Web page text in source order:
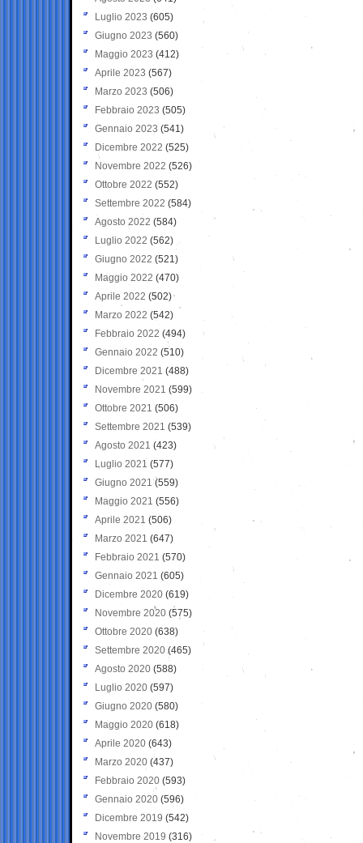
Luglio 2023 (605)
Giugno 2023 (560)
Maggio 2023 (412)
Aprile 2023 (567)
Marzo 2023 (506)
Febbraio 2023 (505)
Gennaio 2023 (541)
Dicembre 2022 (525)
Novembre 2022 (526)
Ottobre 2022 (552)
Settembre 2022 (584)
Agosto 2022 (584)
Luglio 2022 (562)
Giugno 2022 (521)
Maggio 2022 (470)
Aprile 2022 (502)
Marzo 2022 (542)
Febbraio 2022 (494)
Gennaio 2022 (510)
Dicembre 2021 (488)
Novembre 2021 (599)
Ottobre 2021 (506)
Settembre 2021 (539)
Agosto 2021 (423)
Luglio 2021 (577)
Giugno 2021(559)
Maggio 2021 (556)
Aprile 2021 (506)
Marzo 2021 (647)
Febbraio 2021 (570)
Gennaio 2021 (605)
Dicembre 2020 (619)
Novembre 2020 (575)
Ottobre 2020 (638)
Settembre 2020(465)
Agosto 2020 (588)
Luglio 2020 (597)
Giugno 2020 (580)
Maggio 2020 (618)
Aprile 2020 (643)
Marzo 2020 (437)
Febbraio 2020 (593)
Gennaio 2020 (596)
Dicembre 2019 (542)
Novembre 2019 (316)